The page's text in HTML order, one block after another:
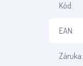
Kód:
EAN:
Záruka: